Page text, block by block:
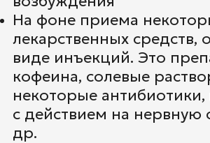
На фоне приема
лекарственных средств,
виде инъекций. Это
кофеина, солевые
некоторые
с действием на нервную
др.